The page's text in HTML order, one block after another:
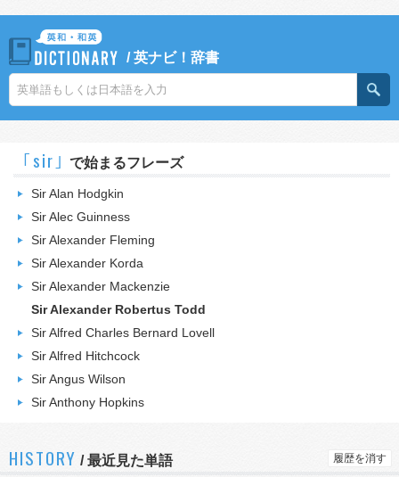
/英ナビ！辞書
｢sir｣ で始まるフレーズ
Sir Alan Hodgkin
Sir Alec Guinness
Sir Alexander Fleming
Sir Alexander Korda
Sir Alexander Mackenzie
Sir Alexander Robertus Todd
Sir Alfred Charles Bernard Lovell
Sir Alfred Hitchcock
Sir Angus Wilson
Sir Anthony Hopkins
HISTORY /最近見た単語 履歴を消す